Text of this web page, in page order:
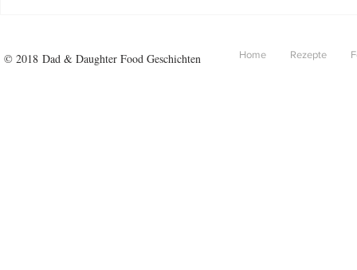
Home Rezepte
© 2018 Dad & Daughter Food Geschichten